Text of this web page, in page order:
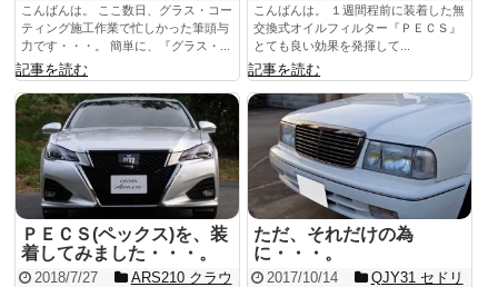
こんばんは。 ここ数日、グラス・コー
ティング施工作業で忙しかった筆頭与
力です・・・。 簡単に、『グラス・...
記事を読む
こんばんは。 １週間程前に装着した無
交換式オイルフィルター『ＰＥＣＳ』
とても良い効果を発揮して...
記事を読む
ＰＥＣＳ(ペックス)を、装
着してみました・・・。
2018/7/27
ARS210 クラウ
ただ、それだけの為
に・・・。
2017/10/14
QJY31 セドリ